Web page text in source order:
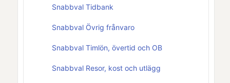
Snabbval Tidbank
Snabbval Övrig frånvaro
Snabbval Timlön, övertid och OB
Snabbval Resor, kost och utlägg